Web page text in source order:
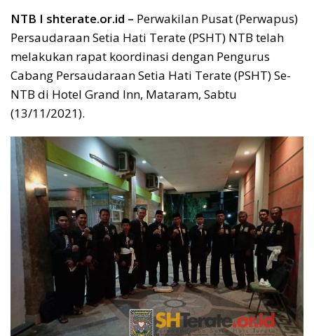
NTB I shterate.or.id – Perwakilan Pusat (Perwapus)
Persaudaraan Setia Hati Terate (PSHT) NTB telah
melakukan rapat koordinasi dengan Pengurus
Cabang Persaudaraan Setia Hati Terate (PSHT) Se-
NTB di Hotel Grand Inn, Mataram, Sabtu
(13/11/2021).